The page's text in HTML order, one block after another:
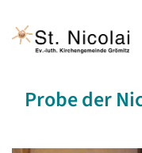
Probe der